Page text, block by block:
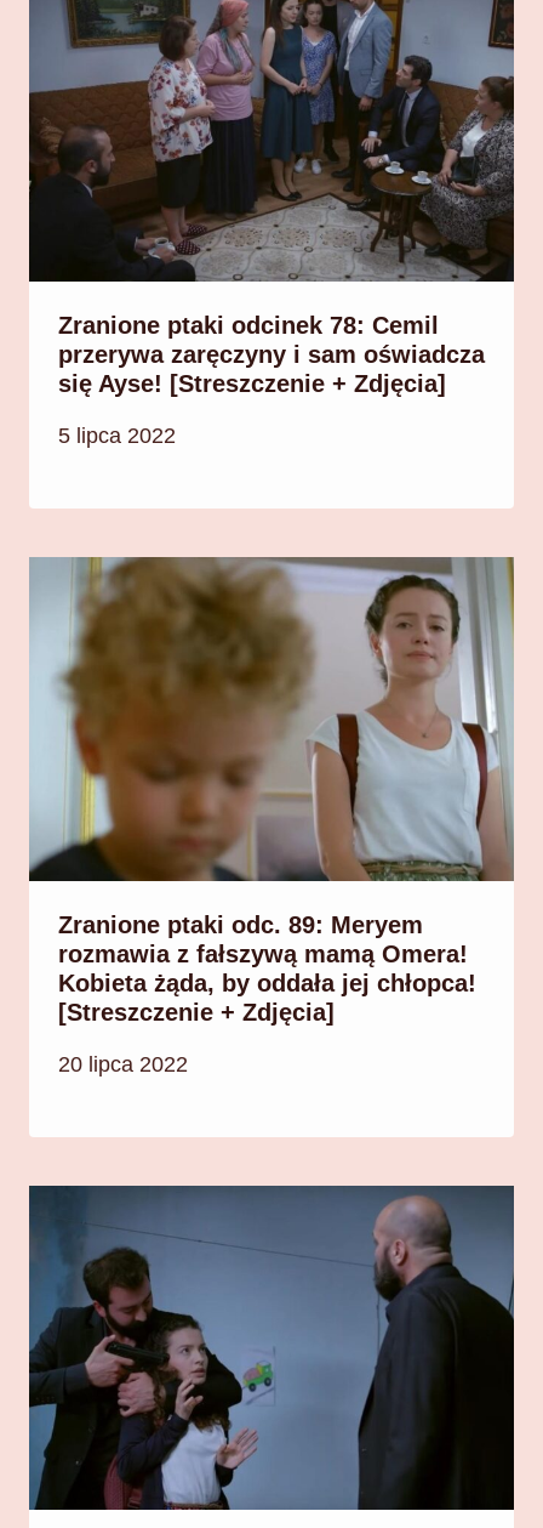
Zranione ptaki odcinek 78: Cemil
przerywa zaręczyny i sam oświadcza
się Ayse! [Streszczenie + Zdjęcia]
5 lipca 2022
Zranione ptaki odc. 89: Meryem
rozmawia z fałszywą mamą Omera!
Kobieta żąda, by oddała jej chłopca!
[Streszczenie + Zdjęcia]
20 lipca 2022